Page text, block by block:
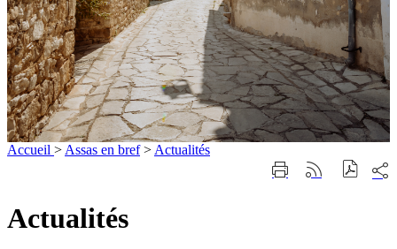
Accueil > Assas en bref > Actualités
ImprimerGénérer
sur
Actualités